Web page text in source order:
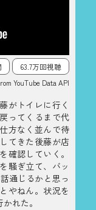
63.7万回視聴
YouTube Data API
がトイレに行く
ってくるまで代
方なく並んで待
てきた後藤が店
確認していく。
騒ぎ立て、バッ
通じるかと思っ
やねん。状況を
れた。